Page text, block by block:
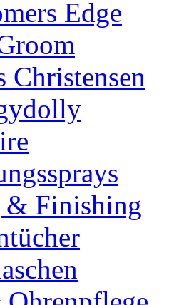
Edge
Christensen
Finishing